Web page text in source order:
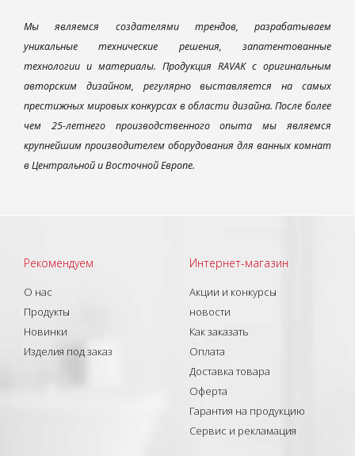
Мы являемся создателями трендов, разрабатываем
уникальные технические решения, запатентованные
технологии и материалы. Продукция RAVAK с оригинальным
авторским дизайном, регулярно выставляется на самых
престижных мировых конкурсах в области дизайна. После более
чем 25-летнего производственного опыта мы являемся
крупнейшим производителем оборудования для ванных комнат
в Центральной и Восточной Европе.
Рекомендуем
О нас
Продукты
Новинки
Изделия под заказ
Интернет-магазин
Акции и конкурсы
новости
Как заказать
Оплата
Доставка товара
Оферта
Гарантия на продукцию
Сервис и рекламация